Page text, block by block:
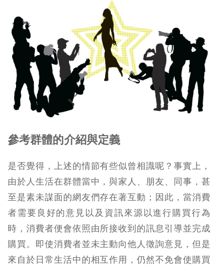
參考群體的介紹與定義
是否覺得，上述的情節有些似曾相識呢？事實上，
由於人生活在群體當中，與家人、朋友、同事，甚
至是素未謀面的網友們存在著互動；因此，當消費
者需要良好的意見以及資訊來源以進行購買行為
時，消費者便會依照由所接收到的訊息引導並完成
購買。即使消費者並未主動向他人徵詢意見，但是
來自於日常生活中的相互作用，仍然不免會使購買